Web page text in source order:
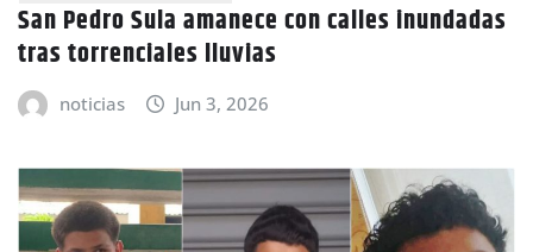
San Pedro Sula amanece con calles inundadas
tras torrenciales lluvias
noticias Jun 3, 2026